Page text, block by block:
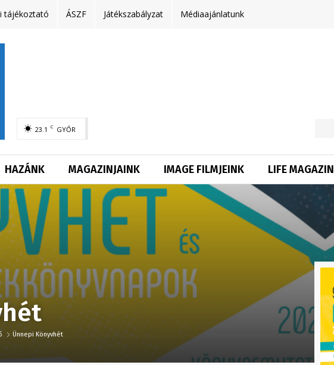
tájékoztató ÁSZF Játékszabályzat Médiaajánlatunk
23.1 C GYŐR
HAZÁNK MAGAZINJAINK IMAGE FILMJEINK LIFE MAGAZIN
Ünnepi Könyvhét